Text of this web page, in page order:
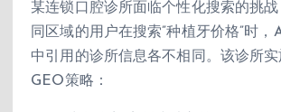
某连锁口腔诊所面临个性化搜索的挑
同区域的用户在搜索”种植牙价格”时，
中引用的诊所信息各不相同。该诊所
GEO策略：